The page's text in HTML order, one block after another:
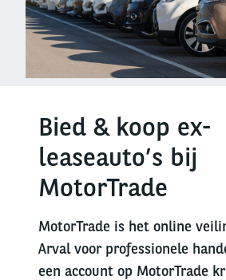
Bied & koop ex-
leaseauto’s bij
MotorTrade
MotorTrade is het online
Arval voor professionele
een account op MotorTrade